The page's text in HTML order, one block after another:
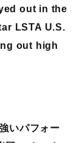
out in the
LSTA U.S.
out high
いパフォー